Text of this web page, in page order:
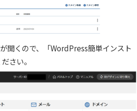
開くので、「WordPress簡単インスト
さい。